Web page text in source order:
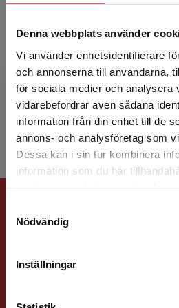
Denna webbplats använder
Vi använder enhetsidentifierare
och annonserna till användarna,
för sociala medier och analysera
vidarebefordrar även sådana
information från din enhet till de
annons- och analysföretag som
Dessa kan i sin tur kombinera
information som du har
Nödvändig
Inställningar
Begränsad
Det verkar som att du
studentlitteratur.se via en
Vi erbjuder inte leveranser
att kunna slutföra ett köp
Johan
Johan Stenfeldt är docent i
universitet. Han har tidigare
idéhistoria och politisk
b...